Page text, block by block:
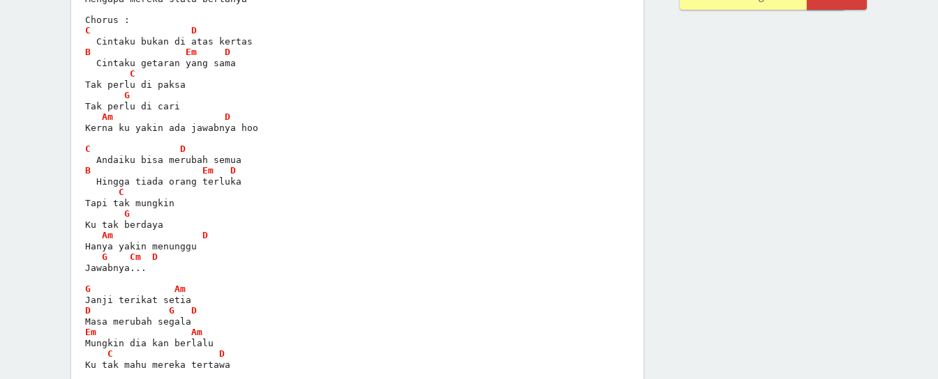
Chorus :
C
D
  Cintaku bukan di atas kertas
B
Em
D
  Cintaku getaran yang sama
C
Tak perlu di paksa
G
Tak perlu di cari
Am
D
Kerna ku yakin ada jawabnya hoo
C
D
  Andaiku bisa merubah semua
B
Em
D
  Hingga tiada orang terluka
C
Tapi tak mungkin
G
Ku tak berdaya
Am
D
Hanya yakin menunggu
G
Cm
D
Jawabnya...
G
Am
Janji terikat setia
D
G
D
Masa merubah segala
Em
Am
Mungkin dia kan berlalu
C
D
Ku tak mahu mereka tertawa